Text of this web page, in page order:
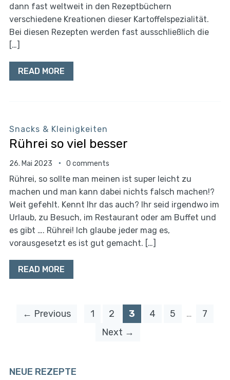
dann fast weltweit in den Rezeptbüchern
verschiedene Kreationen dieser Kartoffelspezialität.
Bei diesen Rezepten werden fast ausschließlich die
[…]
READ MORE
Snacks & Kleinigkeiten
Rührei so viel besser
26. Mai 2023 0 comments
Rührei, so sollte man meinen ist super leicht zu
machen und man kann dabei nichts falsch machen!?
Weit gefehlt. Kennt Ihr das auch? Ihr seid irgendwo im
Urlaub, zu Besuch, im Restaurant oder am Buffet und
es gibt …. Rührei! Ich glaube jeder mag es,
vorausgesetzt es ist gut gemacht. […]
READ MORE
← Previous 1 2 3 4 5 …
7
Next →
NEUE REZEPTE